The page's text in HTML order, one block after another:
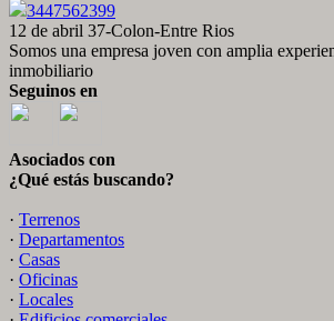
3447562399
12 de abril 37-Colon-Entre Rios
Somos una empresa joven con amplia
inmobiliario
Seguinos en
Asociados con
¿Qué estás buscando?
· Terrenos
· Departamentos
· Casas
· Oficinas
· Locales